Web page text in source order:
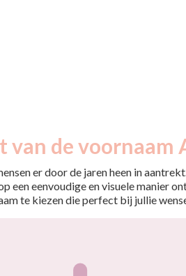
de voornaam
er door de jaren heen in
een eenvoudige en visuele manier
te kiezen die perfect bij jullie